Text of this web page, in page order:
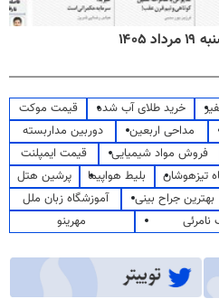
خرید طلای آب شده
قیمت موکت
مداحی اربعین
دوربین مداربسته
فروش مواد شیمیایی
قیمت ایمپلنت
تیزهوشان بلیط هواپیما
پرشین هتل
بهترین جراح بینی
آموزشگاه زبان ملل
مهرینو